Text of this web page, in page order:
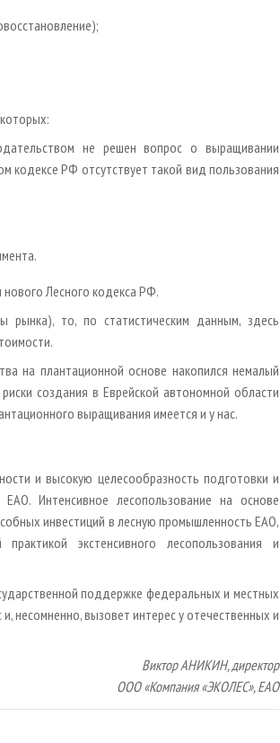
не решен вопрос о выращивании
кодексе РФ отсутствует такой вид пользования
Лесного кодекса РФ.
рынка), то, по статистическим данным, здесь
на плантационной основе накопился немалый
создания в Еврейской автономной области
выращивания имеется и у нас.
и высокую целесообразность подготовки и
Интенсивное лесопользование на основе
инвестиций в лесную промышленность ЕАО,
экстенсивного лесопользования и
поддержке федеральных и местных
несомненно, вызовет интерес у отечественных и
Виктор АНИКИН, директор
ООО «Компания «ЭКОЛЕС», ЕАО